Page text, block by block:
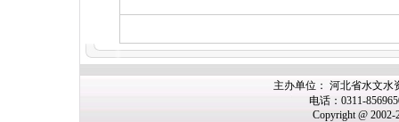
主办单位： 河北省水文水
电话：0311-
Copyright @ 2002-